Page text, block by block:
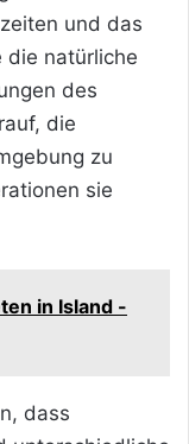
und das
die natürliche
des
die
zu
sie
in Island -
dass